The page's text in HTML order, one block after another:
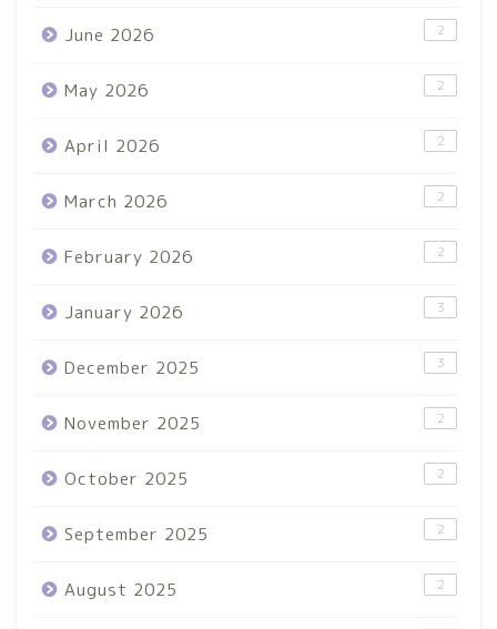
June 2026 2
May 2026 2
April 2026 2
March 2026 2
February 2026 2
January 2026 3
December 2025 3
November 2025 2
October 2025 2
September 2025 2
August 2025 2